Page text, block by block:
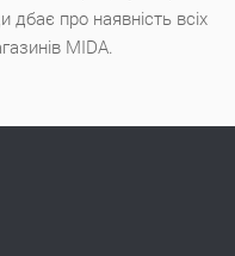
про наявність всіх
MIDA.